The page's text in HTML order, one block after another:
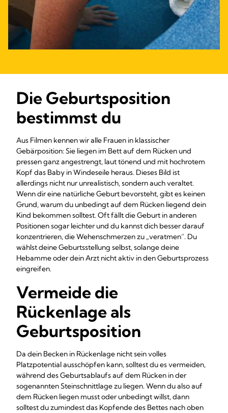
Die Geburtsposition
bestimmst du
Aus Filmen kennen wir alle Frauen in klassischer
Gebärposition: Sie liegen im Bett auf dem Rücken und
pressen ganz angestrengt, laut tönend und mit hochrotem
Kopf das Baby in Windeseile heraus. Dieses Bild ist
allerdings nicht nur unrealistisch, sondern auch veraltet.
Wenn dir eine natürliche Geburt bevorsteht, gibt es keinen
Grund, warum du unbedingt auf dem Rücken liegend dein
Kind bekommen solltest. Oft fällt die Geburt in anderen
Positionen sogar leichter und du kannst dich besser darauf
konzentrieren, die Wehenschmerzen zu „veratmen“. Du
wählst deine Geburtsstellung selbst, solange deine
Hebamme oder dein Arzt nicht aktiv in den Geburtsprozess
eingreifen.
Vermeide die
Rückenlage als
Geburtsposition
Da dein Becken in Rückenlage nicht sein volles
Platzpotential ausschöpfen kann, solltest du es vermeiden,
während des Geburtsablaufs auf dem Rücken in der
sogenannten Steinschnittlage zu liegen. Wenn du also auf
dem Rücken liegen musst oder unbedingt willst, dann
solltest du zumindest das Kopfende des Bettes nach oben